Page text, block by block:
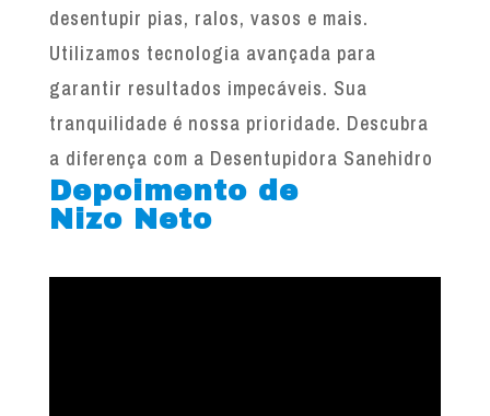
desentupir pias, ralos, vasos e mais.
Utilizamos tecnologia avançada para
garantir resultados impecáveis. Sua
tranquilidade é nossa prioridade. Descubra
a diferença com a Desentupidora Sanehidro
Depoimento de
Nizo Neto